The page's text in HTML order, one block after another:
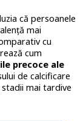
că persoanele
mai
cu
cum
precoce ale
de calcificare
mai tardive